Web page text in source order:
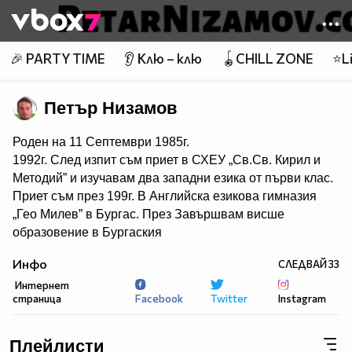
👾
🎉 PARTY TIME 👂 Клю – клю 🪀CHILL ZONE
Петър Низамов
Роден на 11 Септември 1985г.
1992г. След изпит съм приет в СХЕУ „Св.Св. Кирил и
Методий” и изучавам два западни езика от първи клас.
Приет съм през 199г. В Английска езикова гимназия
„Гео Милев” в Бургас. През Завършвам висше
образовение в Бургаския
2018г. с отличен. Основател и организатор през 2016г.
на две каузи , превърнати по-късно в благотворителни
неправителствени организации.
Европа”, започнало с наименованието „Цивилни
Инфо СЛЕДВАЙ33
Интернет
страница
Facebook Twitter Instagram
Плейлисти